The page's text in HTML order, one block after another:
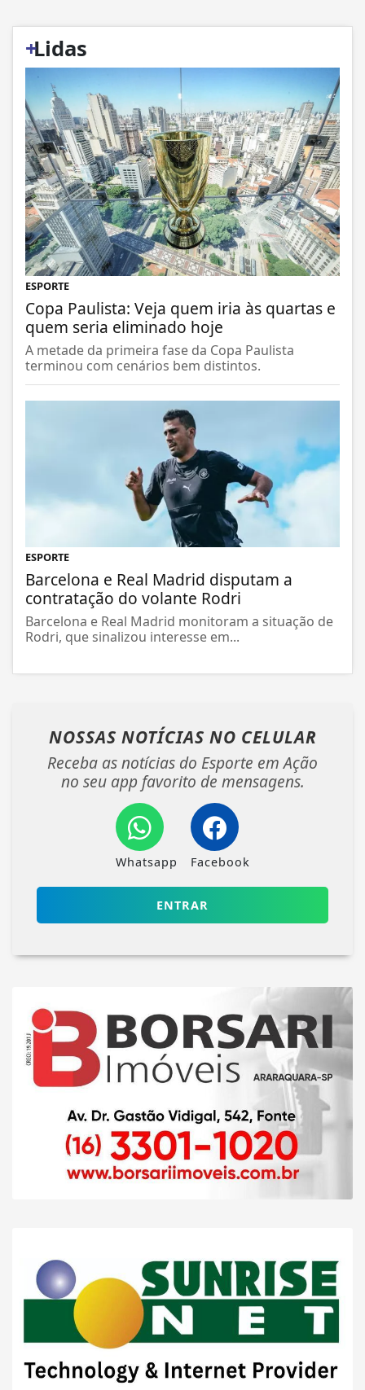
+
Lidas
ESPORTE
Copa Paulista: Veja quem iria às quartas e
quem seria eliminado hoje
A metade da primeira fase da Copa Paulista
terminou com cenários bem distintos.
ESPORTE
Barcelona e Real Madrid disputam a
contratação do volante Rodri
Barcelona e Real Madrid monitoram a situação de
Rodri, que sinalizou interesse em...
NOSSAS NOTÍCIAS NO CELULAR
Receba as notícias do Esporte em Ação
no seu app favorito de mensagens.
Whatsapp Facebook
ENTRAR